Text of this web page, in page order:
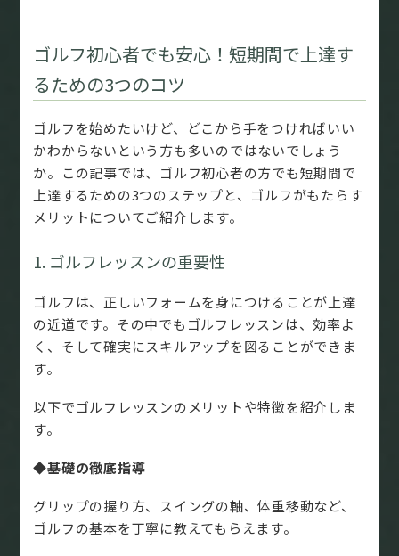
ゴルフ初心者でも安心！短期間で上達す
るための3つのコツ
ゴルフを始めたいけど、どこから手をつければいい
かわからないという方も多いのではないでしょう
か。この記事では、ゴルフ初心者の方でも短期間で
上達するための3つのステップと、ゴルフがもたらす
メリットについてご紹介します。
1. ゴルフレッスンの重要性
ゴルフは、正しいフォームを身につけることが上達
の近道です。その中でもゴルフレッスンは、効率よ
く、そして確実にスキルアップを図ることができま
す。
以下でゴルフレッスンのメリットや特徴を紹介しま
す。
◆基礎の徹底指導
グリップの握り方、スイングの軸、体重移動など、
ゴルフの基本を丁寧に教えてもらえます。